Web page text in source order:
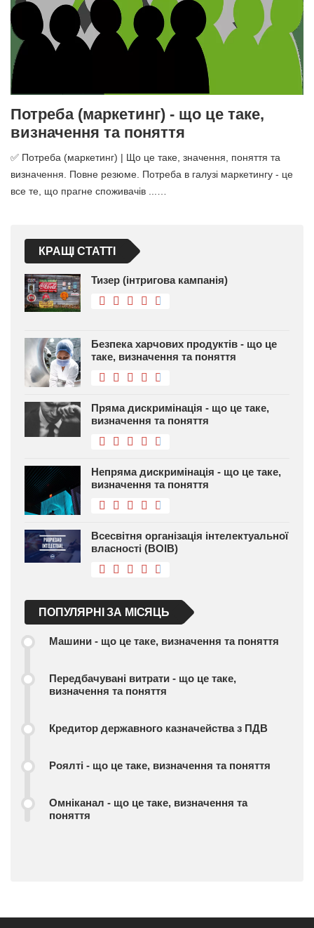
Потреба (маркетинг) - що це таке,
визначення та поняття
✅ Потреба (маркетинг) | Що це таке, значення, поняття та
визначення. Повне резюме. Потреба в галузі маркетингу - це
все те, що прагне споживачів ...…
КРАЩІ СТАТТІ
Тизер (інтригова кампанія)
Безпека харчових продуктів - що це
таке, визначення та поняття
Пряма дискримінація - що це таке,
визначення та поняття
Непряма дискримінація - що це таке,
визначення та поняття
Всесвітня організація інтелектуальної
власності (ВОІВ)
ПОПУЛЯРНІ ЗА МІСЯЦЬ
Машини - що це таке, визначення та поняття
Передбачувані витрати - що це таке,
визначення та поняття
Кредитор державного казначейства з ПДВ
Роялті - що це таке, визначення та поняття
Омніканал - що це таке, визначення та
поняття